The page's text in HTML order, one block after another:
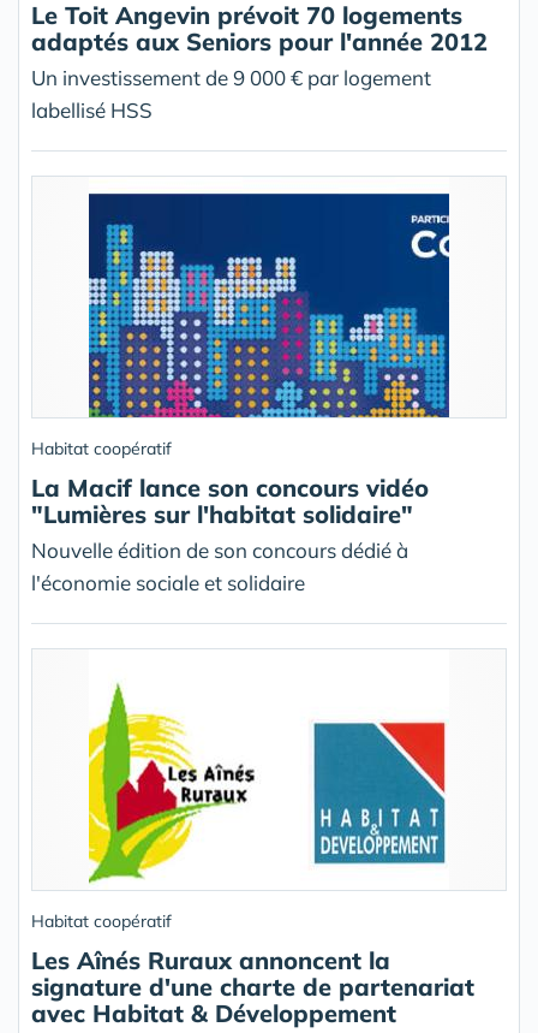
Le Toit Angevin prévoit 70 logements
adaptés aux Seniors pour l'année 2012
Un investissement de 9 000 € par logement
labellisé HSS
Habitat coopératif
La Macif lance son concours vidéo
"Lumières sur l'habitat solidaire"
Nouvelle édition de son concours dédié à
l'économie sociale et solidaire
Habitat coopératif
Les Aînés Ruraux annoncent la
signature d'une charte de partenariat
avec Habitat & Développement